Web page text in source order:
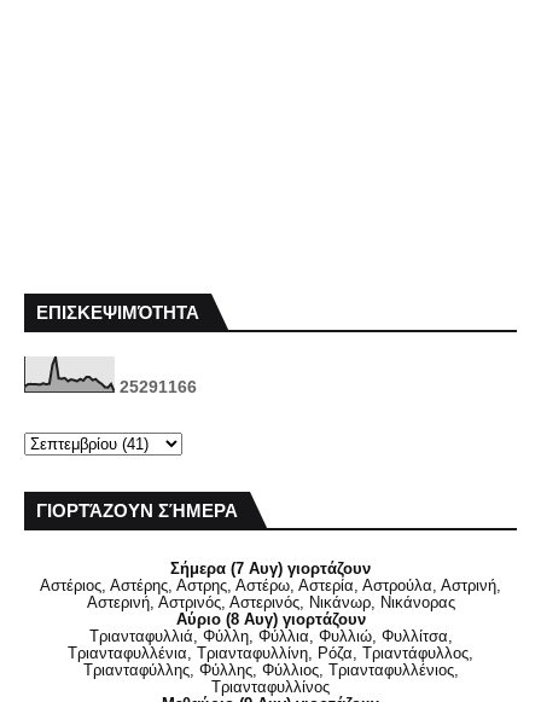
ΕΠΙΣΚΕΨΙΜΌΤΗΤΑ
25291166
ΓΙΟΡΤΆΖΟΥΝ ΣΉΜΕΡΑ
Σήμερα (7 Αυγ) γιορτάζουν
Αστέριος, Αστέρης, Αστρης, Αστέρω, Αστερία, Αστρούλα, Αστρινή,
Αστερινή, Αστρινός, Αστερινός, Νικάνωρ, Νικάνορας
Αύριο (8 Αυγ) γιορτάζουν
Τριανταφυλλιά, Φύλλη, Φύλλια, Φυλλιώ, Φυλλίτσα,
Τριανταφυλλένια, Τριανταφυλλίνη, Ρόζα, Τριαντάφυλλος,
Τριανταφύλλης, Φύλλης, Φύλλιος, Τριανταφυλλένιος,
Τριανταφυλλίνος